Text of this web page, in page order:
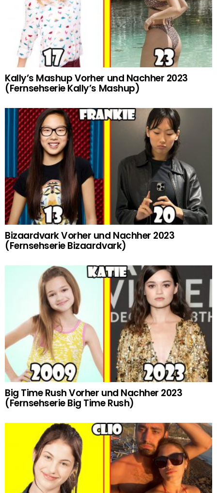
Kally’s Mashup Vorher und Nachher 2023
(Fernsehserie Kally’s Mashup)
Bizaardvark Vorher und Nachher 2023
(Fernsehserie Bizaardvark)
Big Time Rush Vorher und Nachher 2023
(Fernsehserie Big Time Rush)